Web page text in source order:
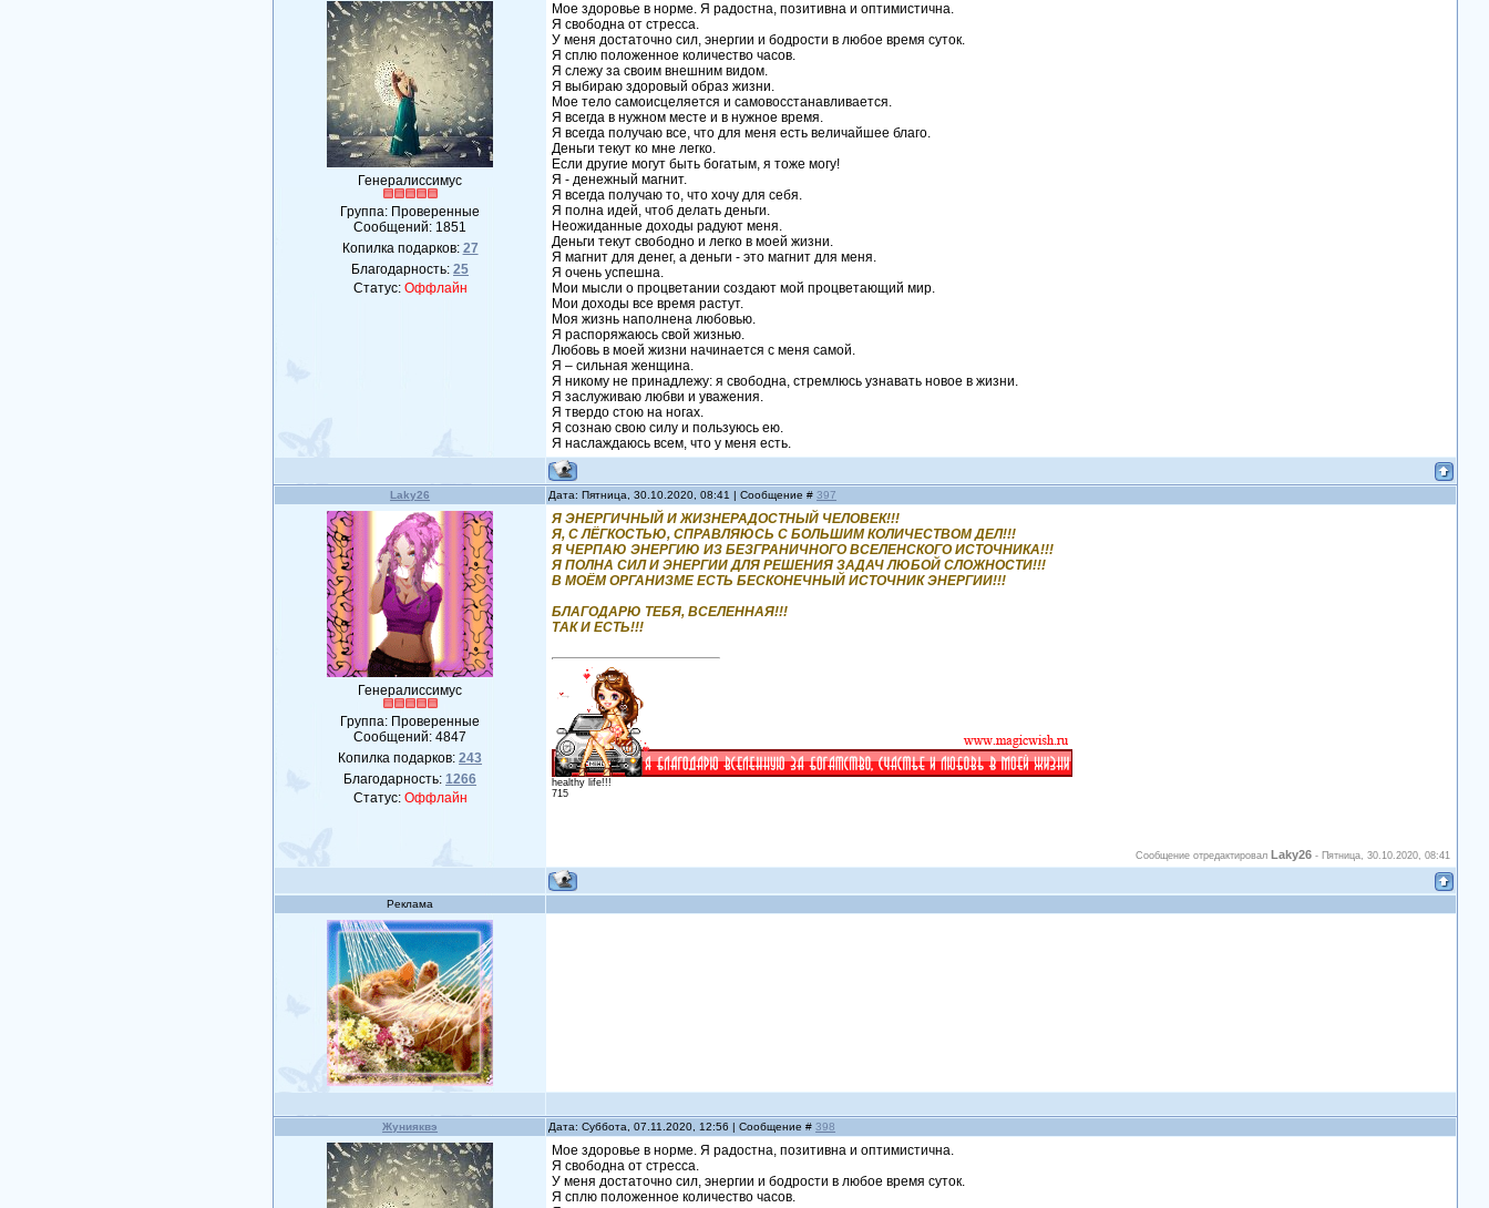
Генералиссимус
Группа: Проверенные
Сообщений: 1851
Копилка подарков: 27
Благодарность:25
Статус: Оффлайн
Мое здоровье в норме. Я радостна, позитивна и оптимистична.
Я свободна от стресса.
У меня достаточно сил, энергии и бодрости в любое время суток.
Я сплю положенное количество часов.
Я слежу за своим внешним видом.
Я выбираю здоровый образ жизни.
Мое тело самоисцеляется и самовосстанавливается.
Я всегда в нужном месте и в нужное время.
Я всегда получаю все, что для меня есть величайшее благо.
Деньги текут ко мне легко.
Если другие могут быть богатым, я тоже могу!
Я - денежный магнит.
Я всегда получаю то, что хочу для себя.
Я полна идей, чтоб делать деньги.
Неожиданные доходы радуют меня.
Деньги текут свободно и легко в моей жизни.
Я магнит для денег, а деньги - это магнит для меня.
Я очень успешна.
Мои мысли о процветании создают мой процветающий мир.
Мои доходы все время растут.
Моя жизнь наполнена любовью.
Я распоряжаюсь свой жизнью.
Любовь в моей жизни начинается с меня самой.
Я – сильная женщина.
Я никому не принадлежу: я свободна, стремлюсь узнавать новое в жизни.
Я заслуживаю любви и уважения.
Я твердо стою на ногах.
Я сознаю свою силу и пользуюсь ею.
Я наслаждаюсь всем, что у меня есть.
Laky26 Дата: Пятница, 30.10.2020, 08:41 | Сообщение #397
Генералиссимус
Группа: Проверенные
Сообщений:4847
Копилка подарков:243
Благодарность:1266
Статус: Оффлайн
Я ЭНЕРГИЧНЫЙ И ЖИЗНЕРАДОСТНЫЙ ЧЕЛОВЕК!!!
Я, С ЛЁГКОСТЬЮ, СПРАВЛЯЮСЬ С БОЛЬШИМ КОЛИЧЕСТВОМ ДЕЛ!!!
Я ЧЕРПАЮ ЭНЕРГИЮ ИЗ БЕЗГРАНИЧНОГО ВСЕЛЕНСКОГО ИСТОЧНИКА!!!
Я ПОЛНА СИЛ И ЭНЕРГИИ ДЛЯ РЕШЕНИЯ ЗАДАЧ ЛЮБОЙ СЛОЖНОСТИ!!!
В МОЁМ ОРГАНИЗМЕ ЕСТЬ БЕСКОНЕЧНЫЙ ИСТОЧНИК ЭНЕРГИИ!!!
БЛАГОДАРЮ ТЕБЯ, ВСЕЛЕННАЯ!!!
ТАК И ЕСТЬ!!!
healthy life!!!
715
Сообщение отредактировал Laky26 - Пятница, 30.10.2020, 08:41
Реклама
Жунияквэ Дата: Суббота, 07.11.2020, 12:56 | Сообщение #398
Мое здоровье в норме. Я радостна, позитивна и оптимистична.
Я свободна от стресса.
У меня достаточно сил, энергии и бодрости в любое время суток.
Я сплю положенное количество часов.